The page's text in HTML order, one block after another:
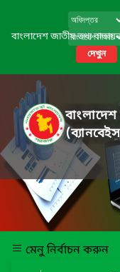
বাংলাদেশ জাতীয় তথ্য
দেখুন
মেনু নির্বাচন করুন